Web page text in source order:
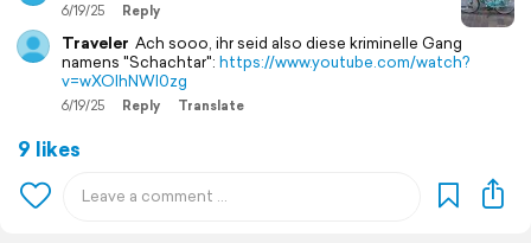
6/19/25 Reply
Traveler Ach sooo, ihr seid also diese kriminelle Gang
namens "Schachtar": https://www.youtube.com/watch?
v=wXOIhNWl0zg
6/19/25 Reply Translate
9 likes